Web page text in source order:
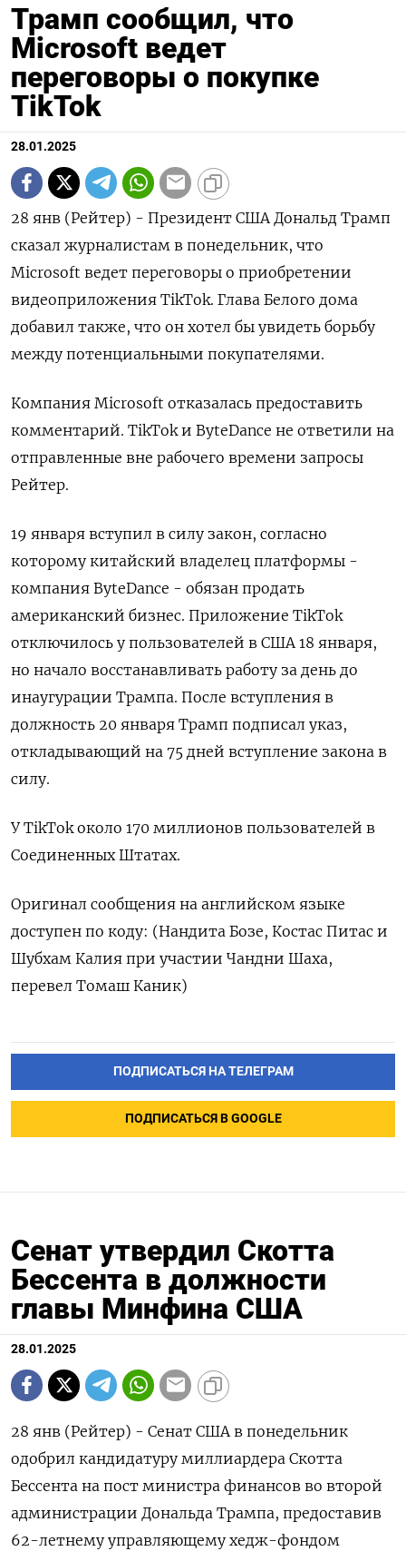
Трамп сообщил, что
Microsoft ведет
переговоры о покупке
TikTok
28.01.2025
28 янв (Рейтер) - Президент США Дональд Трамп
сказал журналистам в понедельник, что
Microsoft ведет переговоры о приобретении
видеоприложения TikTok. Глава Белого дома
добавил также, что он хотел бы увидеть борьбу
между потенциальными покупателями.
Компания Microsoft отказалась предоставить
комментарий. TikTok и ByteDance не ответили на
отправленные вне рабочего времени запросы
Рейтер.
19 января вступил в силу закон, согласно
которому китайский владелец платформы -
компания ByteDance - обязан продать
американский бизнес. Приложение TikTok
отключилось у пользователей в США 18 января,
но начало восстанавливать работу за день до
инаугурации Трампа. После вступления в
должность 20 января Трамп подписал указ,
откладывающий на 75 дней вступление закона в
силу.
У TikTok около 170 миллионов пользователей в
Соединенных Штатах.
Оригинал сообщения на английском языке
доступен по коду: (Нандита Бозе, Костас Питас и
Шубхам Калия при участии Чандни Шаха,
перевел Томаш Каник)
ПОДПИСАТЬСЯ НА ТЕЛЕГРАМ
ПОДПИСАТЬСЯ В GOOGLE
Сенат утвердил Скотта
Бессента в должности
главы Минфина США
28.01.2025
28 янв (Рейтер) - Сенат США в понедельник
одобрил кандидатуру миллиардера Скотта
Бессента на пост министра финансов во второй
администрации Дональда Трампа, предоставив
62-летнему управляющему хедж-фондом